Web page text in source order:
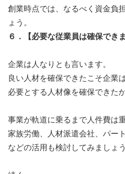
創業時点では、なるべく資金負
ょう。
６．【必要な従業員は確保でき
企業は人なりとも言います。
良い人材を確保できたこそ企業
必要とする人材像を確保できた
事業が軌道に乗るまで人件費は
家族労働、人材派遣会社、パー
などの活用も検討してみましょう